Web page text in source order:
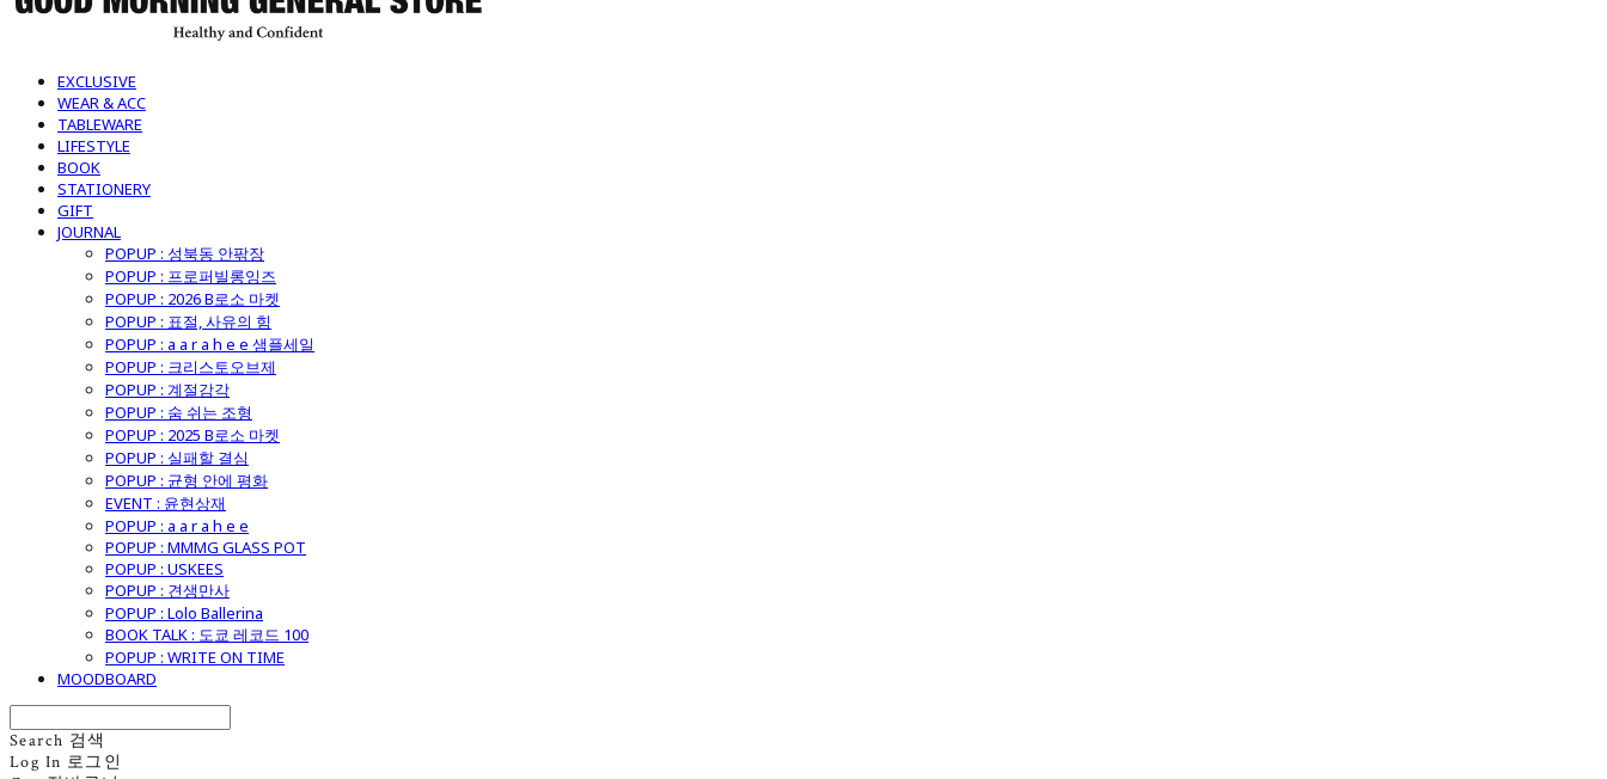
EXCLUSIVE
WEAR & ACC
TABLEWARE
LIFESTYLE
BOOK
STATIONERY
GIFT
JOURNAL
POPUP : 성북동 안팎장
POPUP : 프로퍼빌롱잉즈
POPUP : 2026 B로소 마켓
POPUP : 표절, 사유의 힘
POPUP : a a r a h e e 샘플세일
POPUP : 크리스토오브제
POPUP : 계절감각
POPUP : 숨 쉬는 조형
POPUP : 2025 B로소 마켓
POPUP : 실패할 결심
POPUP : 균형 안에 평화
EVENT : 윤현상재
POPUP : a a r a h e e
POPUP : MMMG GLASS POT
POPUP : USKEES
POPUP : 견생만사
POPUP : Lolo Ballerina
BOOK TALK : 도쿄 레코드 100
POPUP : WRITE ON TIME
MOODBOARD
Search 검색
Log In 로그인